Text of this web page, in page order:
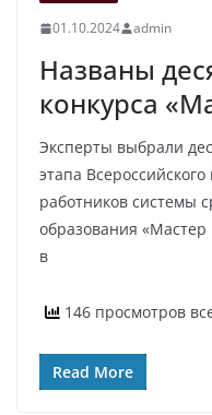
01.10.2024 admin
Названы
конкурса
Эксперты выбрали
этапа
работников системы
образования
в
146 просмотров
Read More